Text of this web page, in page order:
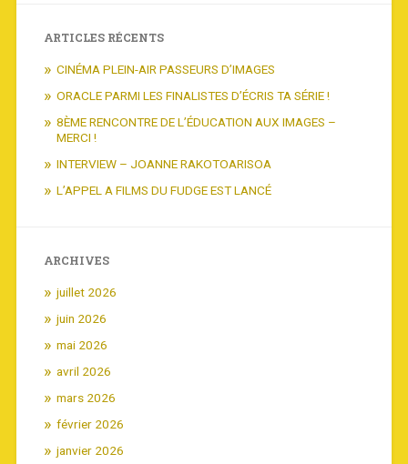
ARTICLES RÉCENTS
CINÉMA PLEIN-AIR PASSEURS D’IMAGES
ORACLE PARMI LES FINALISTES D’ÉCRIS TA SÉRIE !
8ÈME RENCONTRE DE L’ÉDUCATION AUX IMAGES –
MERCI !
INTERVIEW – JOANNE RAKOTOARISOA
L’APPEL A FILMS DU FUDGE EST LANCÉ
ARCHIVES
juillet 2026
juin 2026
mai 2026
avril 2026
mars 2026
février 2026
janvier 2026